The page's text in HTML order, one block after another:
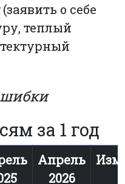
(заявить о себе
теплый
за 1 год
Апрель
2026